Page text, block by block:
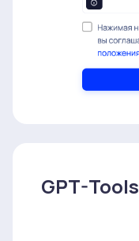
GPT-Tools